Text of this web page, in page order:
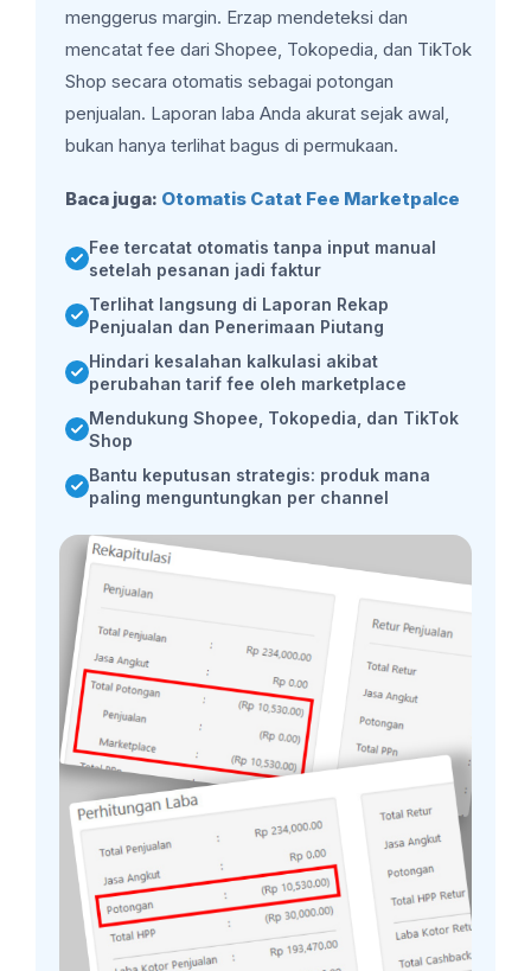
menggerus margin. Erzap mendeteksi dan
mencatat fee dari Shopee, Tokopedia, dan TikTok
Shop secara otomatis sebagai potongan
penjualan. Laporan laba Anda akurat sejak awal,
bukan hanya terlihat bagus di permukaan.
Baca juga: Otomatis Catat Fee Marketpalce
Fee tercatat otomatis tanpa input manual
setelah pesanan jadi faktur
Terlihat langsung di Laporan Rekap
Penjualan dan Penerimaan Piutang
Hindari kesalahan kalkulasi akibat
perubahan tarif fee oleh marketplace
Mendukung Shopee, Tokopedia, dan TikTok
Shop
Bantu keputusan strategis: produk mana
paling menguntungkan per channel